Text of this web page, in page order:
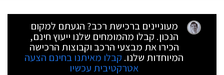
מעוניינים ברכישת רכב? הגעתם למקום
הנכון. קבלו מהמומחים שלנו ייעוץ חינם,
הכירו את מבצעי הרכב וקבוצות הרכישה
המיוחדות שלנו. קבלו מאיתנו בחינם הצעה
אטרקטיבית עכשיו